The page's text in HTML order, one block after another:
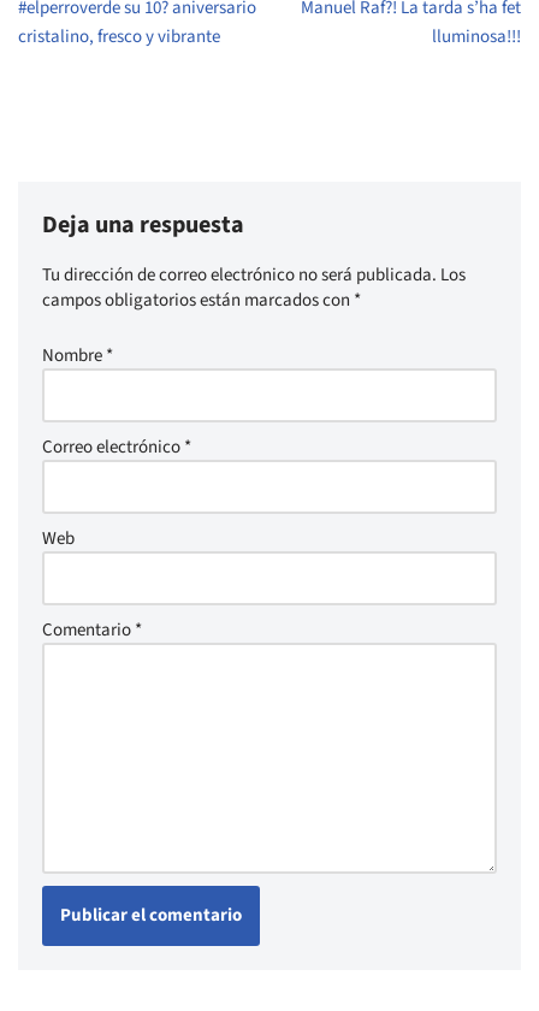
#elperroverde su 10? aniversario
cristalino, fresco y vibrante
Manuel Raf?! La tarda s’ha fet
lluminosa!!!
Deja una respuesta
Tu dirección de correo electrónico no será publicada. Los
campos obligatorios están marcados con *
Nombre*
Correo electrónico*
Web
Comentario*